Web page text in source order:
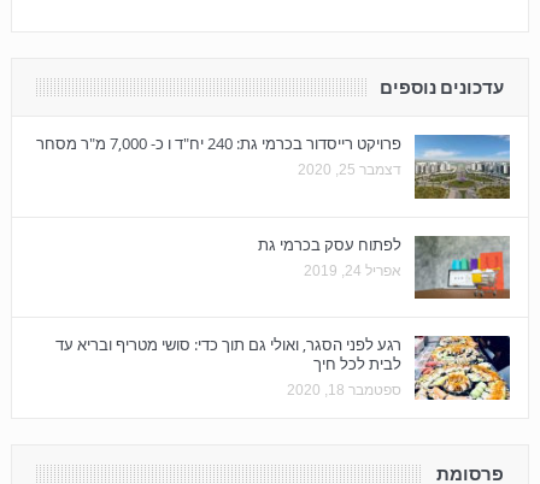
עדכונים נוספים
פרויקט רייסדור בכרמי גת: 240 יח"ד ו כ- 7,000 מ"ר מסחר
דצמבר 25, 2020
לפתוח עסק בכרמי גת
אפריל 24, 2019
רגע לפני הסגר, ואולי גם תוך כדי: סושי מטריף ובריא עד
לבית לכל חיך
ספטמבר 18, 2020
פרסומת